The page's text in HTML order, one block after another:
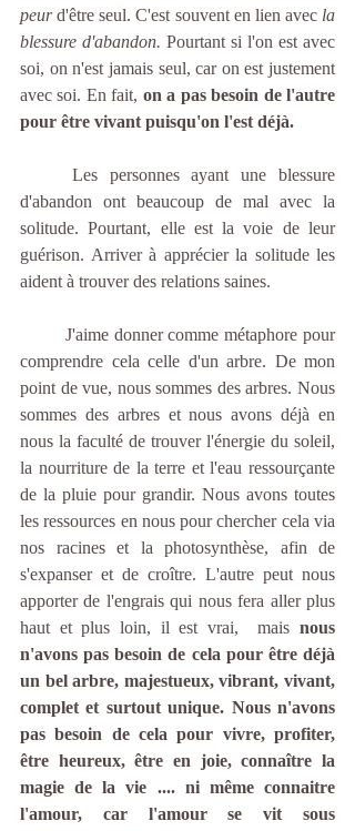
peur d'être seul. C'est souvent en lien avec la
blessure d'abandon. Pourtant si l'on est avec
soi, on n'est jamais seul, car on est justement
avec soi. En fait, on a pas besoin de l'autre
pour être vivant puisqu'on l'est déjà.
d'abandon ont beaucoup de mal avec la
solitude. Pourtant, elle est la voie de leur
guérison. Arriver à apprécier la solitude les
aident à trouver des relations saines.
comprendre cela celle d'un arbre. De mon
point de vue, nous sommes des arbres. Nous
sommes des arbres et nous avons déjà en
nous la faculté de trouver l'énergie du soleil,
la nourriture de la terre et l'eau ressourçante
de la pluie pour grandir. Nous avons toutes
les ressources en nous pour chercher cela via
nos racines et la photosynthèse, afin de
s'expanser et de croître. L'autre peut nous
apporter de l'engrais qui nous fera aller plus
haut et plus loin, il est vrai,  mais nous
n'avons pas besoin de cela pour être déjà
un bel arbre, majestueux, vibrant, vivant,
complet et surtout unique. Nous n'avons
pas besoin de cela pour vivre, profiter,
être heureux, être en joie, connaître la
magie de la vie .... ni même connaitre
l'amour, car l'amour se vit sous